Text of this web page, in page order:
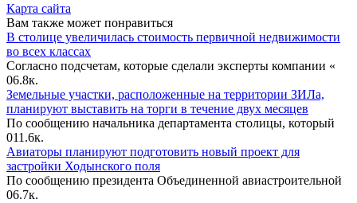
Карта сайта
Вам также может понравиться
В столице увеличилась стоимость первичной недвижимости
во всех классах
Согласно подсчетам, которые сделали эксперты компании «
06.8к.
Земельные участки, расположенные на территории ЗИЛа,
планируют выставить на торги в течение двух месяцев
По сообщению начальника департамента столицы, который
011.6к.
Авиаторы планируют подготовить новый проект для
застройки Ходынского поля
По сообщению президента Объединенной авиастроительной
06.7к.